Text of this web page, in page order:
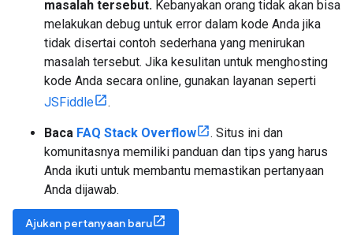
masalah tersebut. Kebanyakan orang tidak akan bisa
melakukan debug untuk error dalam kode Anda jika
tidak disertai contoh sederhana yang menirukan
masalah tersebut. Jika kesulitan untuk menghosting
kode Anda secara online, gunakan layanan seperti
JSFiddle
.
Baca FAQ Stack Overflow
. Situs ini dan
komunitasnya memiliki panduan dan tips yang harus
Anda ikuti untuk membantu memastikan pertanyaan
Anda dijawab.
Ajukan pertanyaan baru